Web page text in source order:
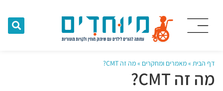
דף הבית »מאמרים ומחקרים »מה זה CMT?
מה זה CMT?